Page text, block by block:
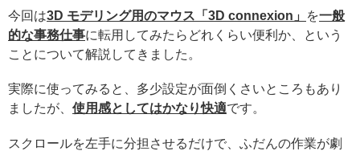
今回は3D モデリング用のマウス「3D connexion」 を一般
的な事務仕事に転用してみたらどれくらい便利か、という
ことについて解説してきました。
実際に使ってみると、多少設定が面倒くさいところもあり
ましたが、 使用感としてはかなり快適です。
スクロールを左手に分担させるだけで、ふだんの作業が劇